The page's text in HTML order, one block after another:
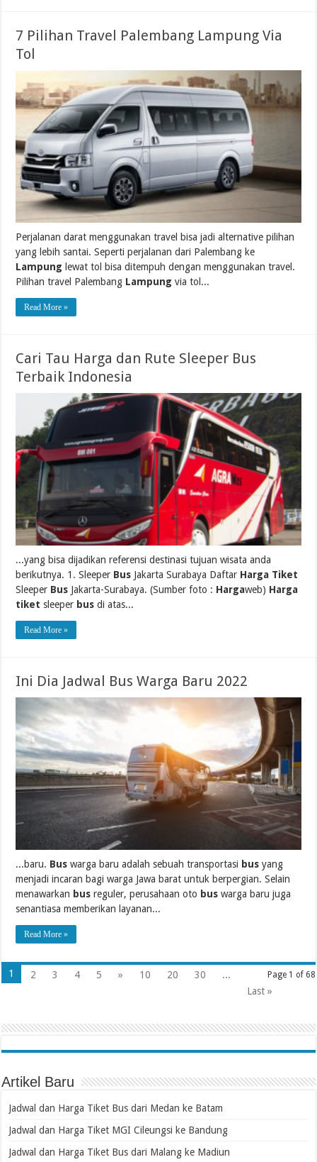
7 Pilihan Travel Palembang Lampung Via
Tol
Perjalanan darat menggunakan travel bisa jadi alternative pilihan
yang lebih santai. Seperti perjalanan dari Palembang ke
Lampung lewat tol bisa ditempuh dengan menggunakan travel.
Pilihan travel Palembang Lampung via tol...
Read More »
Cari Tau Harga dan Rute Sleeper Bus
Terbaik Indonesia
...yang bisa dijadikan referensi destinasi tujuan wisata anda
berikutnya. 1. Sleeper Bus Jakarta Surabaya Daftar Harga Tiket
Sleeper Bus Jakarta-Surabaya. (Sumber foto : Hargaweb) Harga
tiket sleeper bus di atas...
Read More »
Ini Dia Jadwal Bus Warga Baru 2022
...baru. Bus warga baru adalah sebuah transportasi bus yang
menjadi incaran bagi warga Jawa barat untuk berpergian. Selain
menawarkan bus reguler, perusahaan oto bus warga baru juga
senantiasa memberikan layanan...
Read More »
Page 1 of 68
1 2 3 4 5 » 10 20 30
...
Last »
Artikel Baru
Jadwal dan Harga Tiket Bus dari Medan ke Batam
Jadwal dan Harga Tiket MGI Cileungsi ke Bandung
Jadwal dan Harga Tiket Bus dari Malang ke Madiun